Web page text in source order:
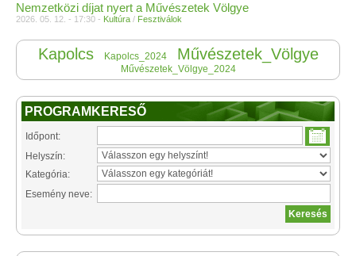
Nemzetközi díjat nyert a Művészetek Völgye
2026. 05. 12. - 17:30 - Kultúra / Fesztiválok
Kapolcs Kapolcs_2024 Művészetek_Völgye
Művészetek_Völgye_2024
PROGRAMKERESŐ
Időpont:
Helyszín:
Kategória:
Esemény neve: